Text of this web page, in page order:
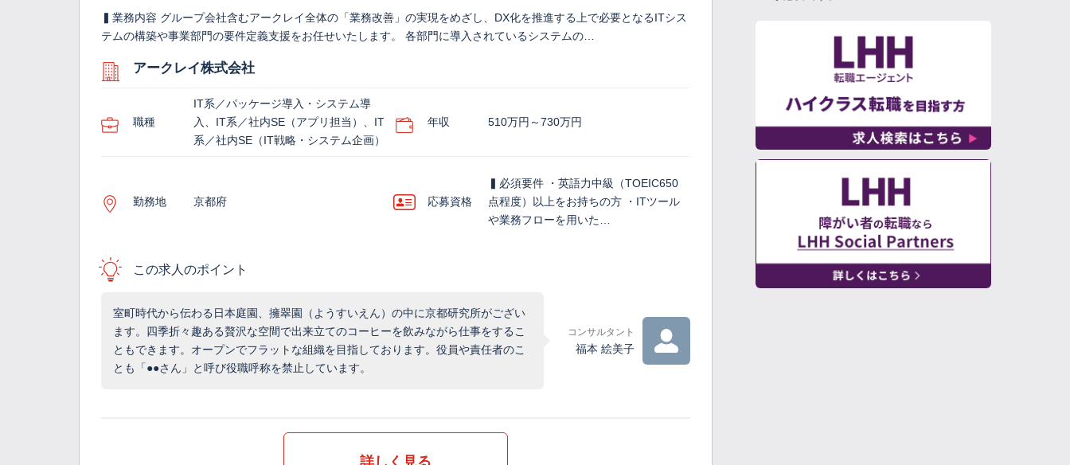
▍業務内容 グループ会社含むアークレイ全体の「業務改善」の実現をめざし、DX化を推進する上で必要となるITシス
テムの構築や事業部門の要件定義支援をお任せいたします。 各部門に導入されているシステムの…
アークレイ株式会社
職種
IT系／パッケージ導入・システム導
入、IT系／社内SE（アプリ担当）、IT
系／社内SE（IT戦略・システム企画）
年収 510万円～730万円
勤務地 京都府 応募資格
▍必須要件 ・英語力中級（TOEIC650
点程度）以上をお持ちの方 ・ITツール
や業務フローを用いた…
この求人のポイント
室町時代から伝わる日本庭園、擁翠園（ようすいえん）の中に京都研究所がござい
ます。四季折々趣ある贅沢な空間で出来立てのコーヒーを飲みながら仕事をするこ
ともできます。オープンでフラットな組織を目指しております。役員や責任者のこ
とも「●●さん」と呼び役職呼称を禁止しています。
コンサルタント
福本 絵美子
詳しく見る